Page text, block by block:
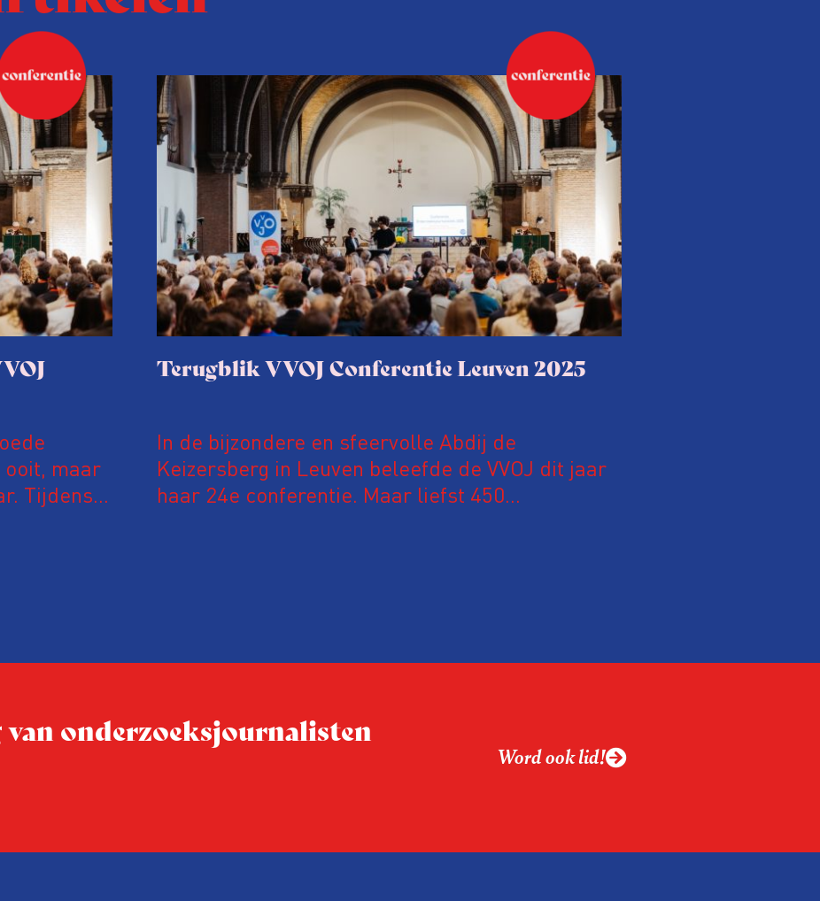
maar
Tijdens
Terugblik VVOJ Conferentie Leuven 2025
In de bijzondere en sfeervolle Abdij de
Keizersberg in Leuven beleefde de VVOJ dit jaar
haar 24e conferentie. Maar liefst 450
onderzoeksjournalisten
Word ook lid!